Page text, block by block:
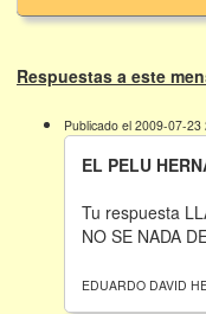
Respuestas a este
Publicado el 2009-07-23
EL PELU
Tu respuesta
NO SE NADA
EDUARDO DAVID